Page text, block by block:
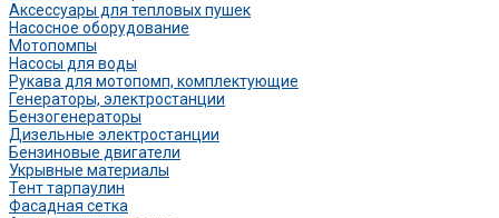
Аксессуары для тепловых пушек
Насосное оборудование
Мотопомпы
Насосы для воды
Рукава для мотопомп, комплектующие
Генераторы, электростанции
Бензогенераторы
Дизельные электростанции
Бензиновые двигатели
Укрывные материалы
Тент тарпаулин
Фасадная сетка